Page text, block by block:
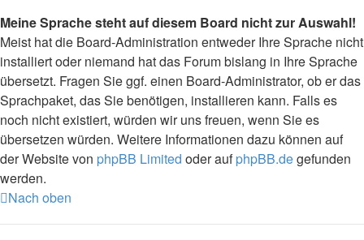
Meine Sprache steht auf diesem Board nicht zur Auswahl!
Meist hat die Board-Administration entweder Ihre Sprache nicht
installiert oder niemand hat das Forum bislang in Ihre Sprache
übersetzt. Fragen Sie ggf. einen Board-Administrator, ob er das
Sprachpaket, das Sie benötigen, installieren kann. Falls es
noch nicht existiert, würden wir uns freuen, wenn Sie es
übersetzen würden. Weitere Informationen dazu können auf
der Website von phpBB Limited oder aufphpBB.degefunden
werden.
Nach oben